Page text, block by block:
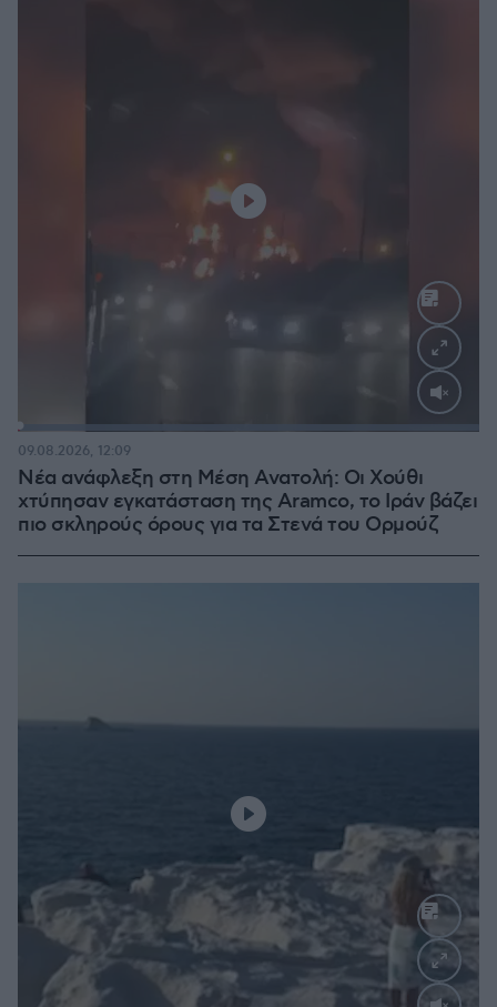
Νέα ανάφλεξη στη Μέση Ανατολή: Οι Χούθι
χτύπησαν εγκατάσταση της Aramco, το Ιράν βάζει
πιο σκληρούς όρους για τα Στενά του Ορμούζ
09.08.2026, 12:09